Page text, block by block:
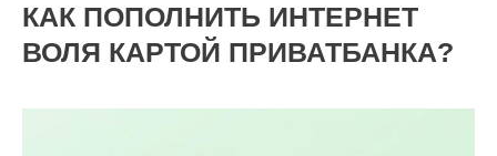
КАК ПОПОЛНИТЬ ИНТЕРНЕТ
ВОЛЯ КАРТОЙ ПРИВАТБАНКА?